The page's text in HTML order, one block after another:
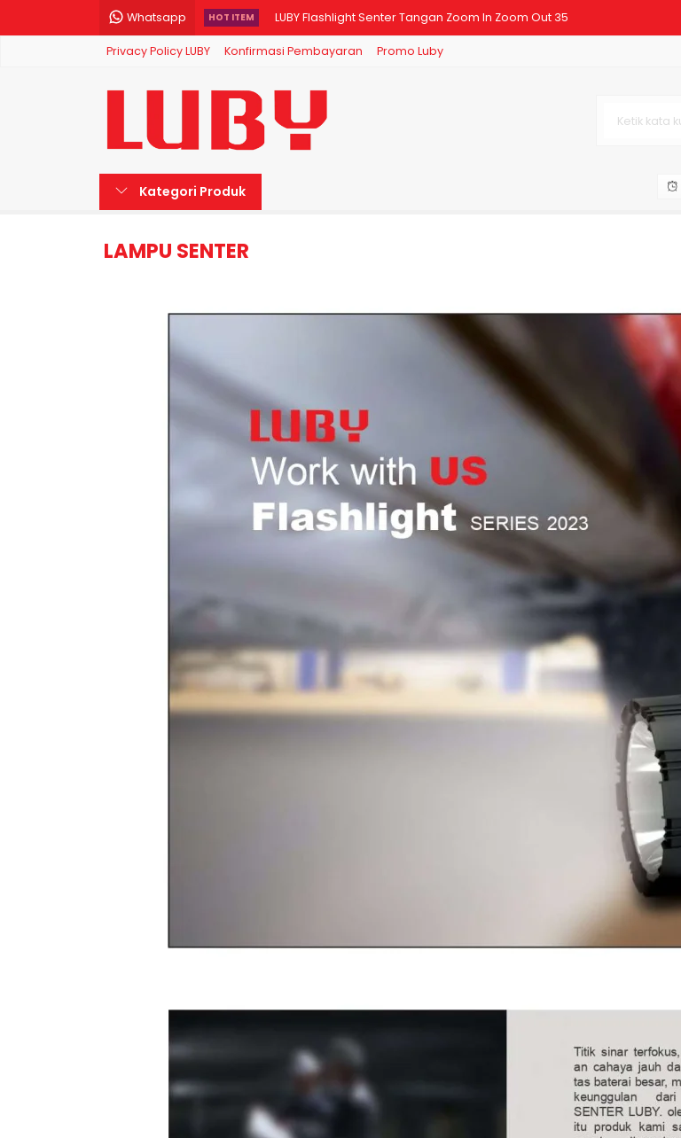
Whatsapp HOT ITEM LUBY Flashlight Senter Tangan Zoom In Zoom Out 35
LUBY Lampu Darurat Emergency Light Baterai Lithium
LUBY Lampu Bohlam LED Bulb 50 Watt Cahaya Putih Cl
LUBY Flashlight Senter Tangan Zoom In Zoom Out 30
Privacy Policy LUBY Konfirmasi Pembayaran Promo Luby
Kategori Produk
LAMPU SENTER